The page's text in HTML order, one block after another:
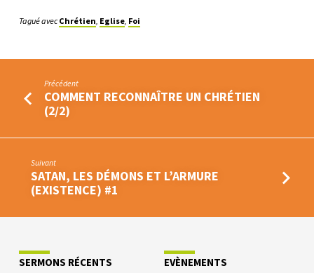
Tagué avec Chrétien Eglise, Foi
Précédent
COMMENT RECONNAÎTRE UN CHRÉTIEN
(2/2)
Suivant
SATAN, LES DÉMONS ET L’ARMURE
(EXISTENCE) #1
SERMONS RÉCENTS EVÈNEMENTS